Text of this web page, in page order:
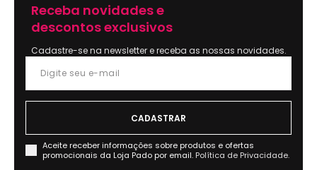
Receba novidades e
descontos exclusivos
Cadastre-se na newsletter e receba as nossas novidades.
Aceite receber informações sobre produtos e ofertas
promocionais da Loja Pado por email. Política de Privacidade.